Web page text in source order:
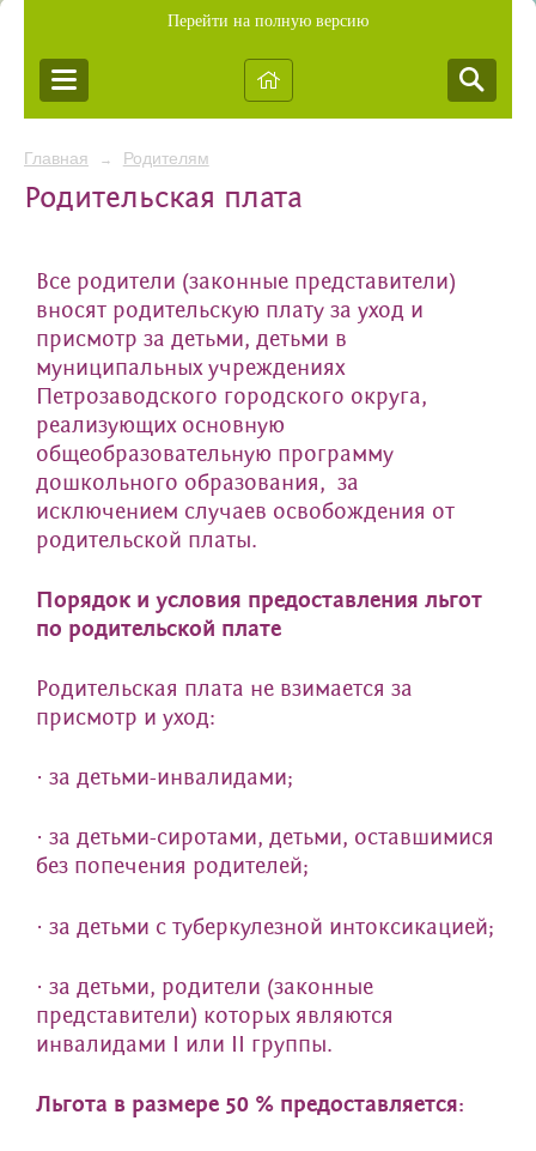
Перейти на полную версию
Главная → Родителям
Родительская плата
Все родители (законные представители)
вносят родительскую плату за уход и
присмотр за детьми, детьми в
муниципальных учреждениях
Петрозаводского городского округа,
реализующих основную
общеобразовательную программу
дошкольного образования, за
исключением случаев освобождения от
родительской платы.
Порядок и условия предоставления льгот
по родительской плате
Родительская плата не взимается за
присмотр и уход:
· за детьми-инвалидами;
· за детьми-сиротами, детьми, оставшимися
без попечения родителей;
· за детьми с туберкулезной интоксикацией;
· за детьми, родители (законные
представители) которых являются
инвалидами I или II группы.
Льгота в размере 50 % предоставляется: